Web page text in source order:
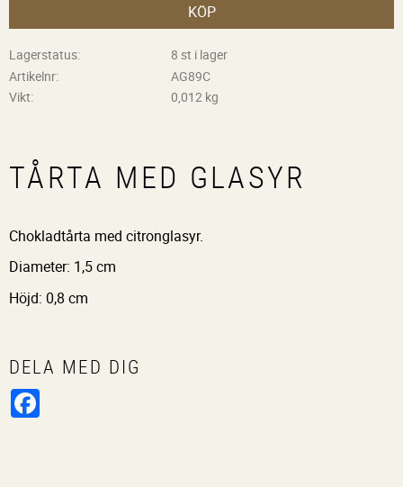
KÖP
Lagerstatus
8 st i lager
Artikelnr
AG89C
Vikt
0,012 kg
TÅRTA MED GLASYR
Chokladtårta med citronglasyr.
Diameter: 1,5 cm
Höjd: 0,8 cm
DELA MED DIG